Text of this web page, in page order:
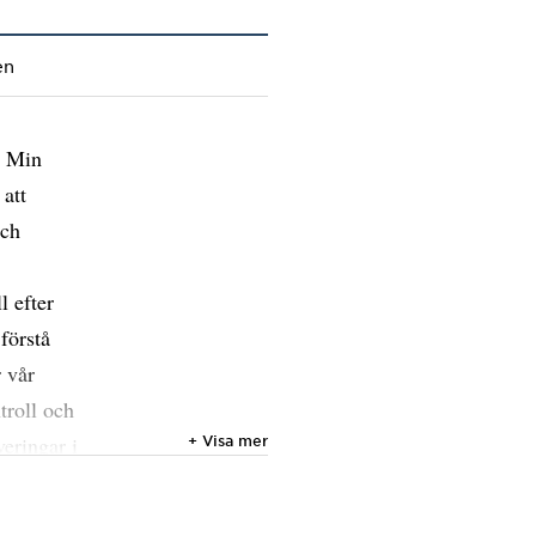
Min
efter
vår
och
i
+ Visa mer